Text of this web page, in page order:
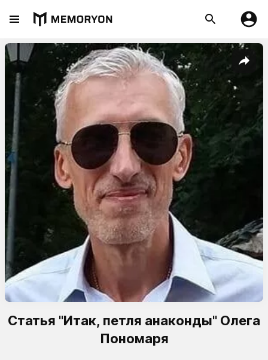
Статья "Итак, петля анаконды" Олега
Пономаря